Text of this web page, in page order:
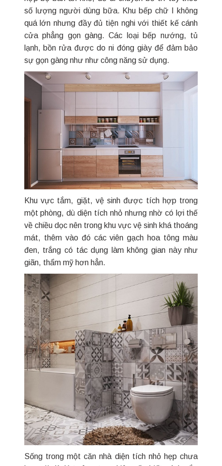
số lượng người dùng bữa. Khu bếp chữ I không
quá lớn nhưng đầy đủ tiện nghi với thiết kế cánh
cửa phẳng gọn gàng. Các loại bếp nướng, tủ
lạnh, bồn rửa được do ni đóng giày để đảm bảo
sự gọn gàng như như công năng sử dụng.
Khu vực tắm, giặt, vệ sinh được tích hợp trong
một phòng, dù diện tích nhỏ nhưng nhờ có lợi thế
về chiều dọc nên trong khu vực vệ sinh khá thoáng
mát, thêm vào đó các viên gạch hoa tông màu
đen, trắng có tác dụng làm không gian này như
giãn, thẩm mỹ hơn hẳn.
Sống trong một căn nhà diện tích nhỏ hẹp chưa